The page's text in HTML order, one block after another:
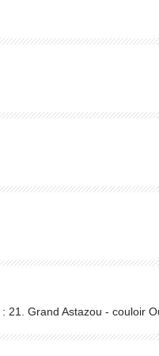
: 21. Grand Astazou - couloir